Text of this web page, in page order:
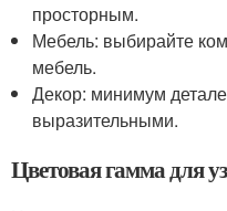
просторным.
Мебель: выбирайте
мебель.
Декор: минимум
выразительными.
Цветовая гамма для